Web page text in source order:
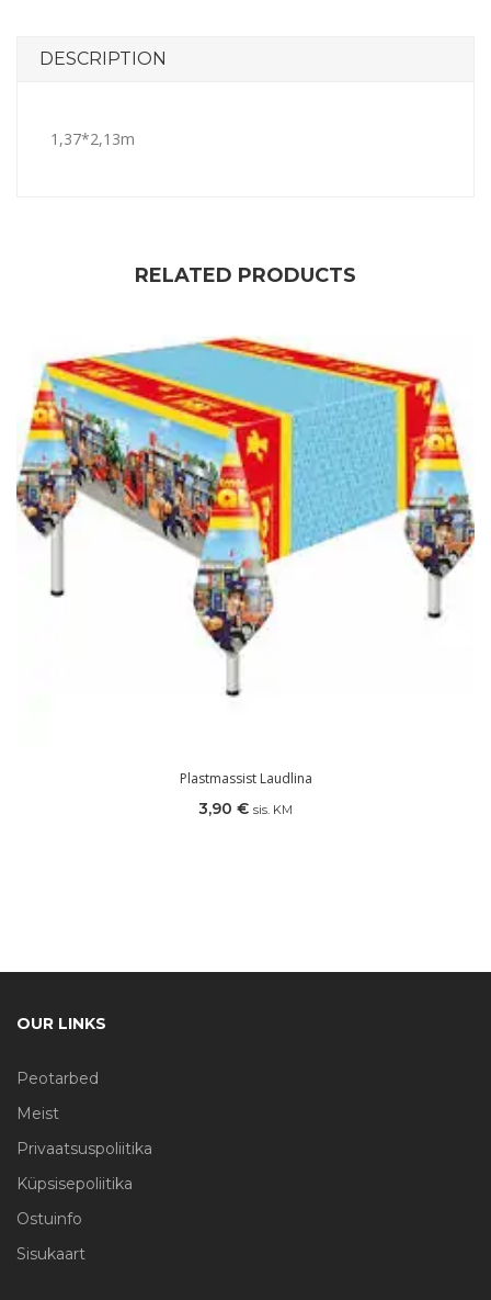
DESCRIPTION
1,37*2,13m
RELATED PRODUCTS
Plastmassist Laudlina
3,90 € sis. KM
OUR LINKS
Peotarbed
Meist
Privaatsuspoliitika
Küpsisepoliitika
Ostuinfo
Sisukaart